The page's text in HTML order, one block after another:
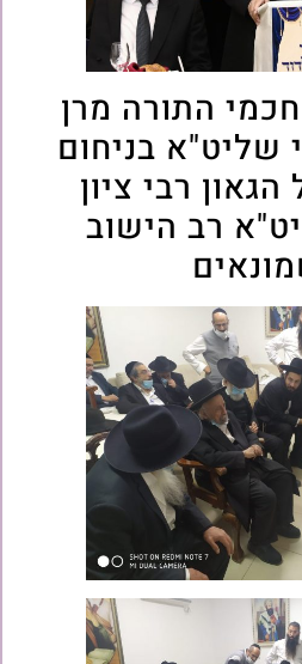
התורה מרן
שליט"א בניחום
רבי ציון
רב הישוב